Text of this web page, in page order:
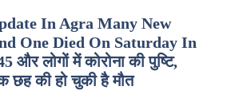
In Agra Many New
One Died On Saturday In
और लोगों में कोरोना की पुष्टि,
छह की हो चुकी है मौत